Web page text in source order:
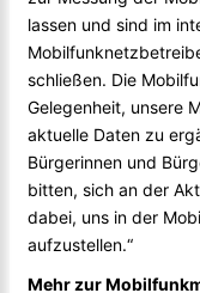
lassen und sind im
schließen. Die
Gelegenheit, unsere
aktuelle Daten zu
Bürgerinnen und
bitten, sich an der
dabei, uns in der
aufzustellen.“
Mehr zur